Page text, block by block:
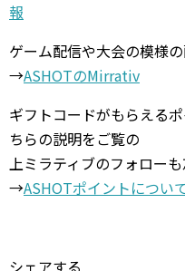
報
ゲーム配信や大会の模様
→ASHOTのMirrativ
ギフトコードがもらえる
ちらの説明をご覧の
上ミラティブのフォローも
→ASHOTポイントについ
シェアする